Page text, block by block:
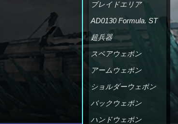
ブレイドエリア
AD0130 Formula. ST
超兵器
スペアウェポン
アームウェポン
ショルダーウェポン
バックウェポン
ハンドウェポン